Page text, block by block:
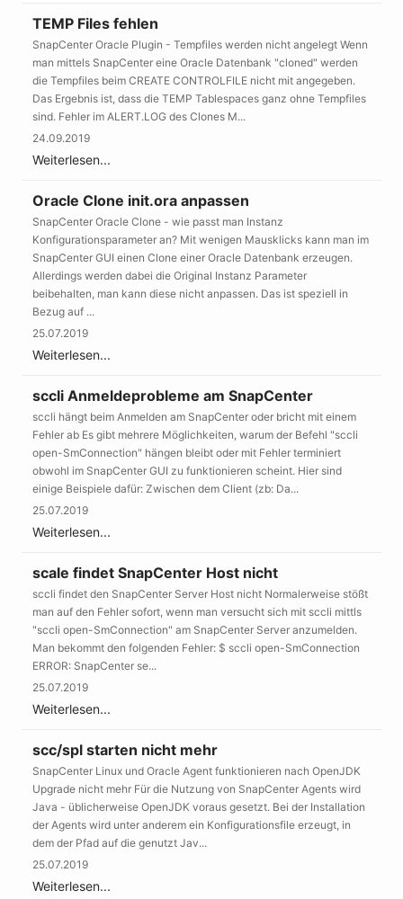
TEMP Files fehlen
SnapCenter Oracle Plugin - Tempfiles werden nicht angelegt Wenn
man mittels SnapCenter eine Oracle Datenbank "cloned" werden
die Tempfiles beim CREATE CONTROLFILE nicht mit angegeben.
Das Ergebnis ist, dass die TEMP Tablespaces ganz ohne Tempfiles
sind. Fehler im ALERT.LOG des Clones M...
24.09.2019
Weiterlesen...
Oracle Clone init.ora anpassen
SnapCenter Oracle Clone - wie passt man Instanz
Konfigurationsparameter an? Mit wenigen Mausklicks kann man im
SnapCenter GUI einen Clone einer Oracle Datenbank erzeugen.
Allerdings werden dabei die Original Instanz Parameter
beibehalten, man kann diese nicht anpassen. Das ist speziell in
Bezug auf ...
25.07.2019
Weiterlesen...
sccli Anmeldeprobleme am SnapCenter
sccli hängt beim Anmelden am SnapCenter oder bricht mit einem
Fehler ab Es gibt mehrere Möglichkeiten, warum der Befehl "sccli
open-SmConnection" hängen bleibt oder mit Fehler terminiert
obwohl im SnapCenter GUI zu funktionieren scheint. Hier sind
einige Beispiele dafür: Zwischen dem Client (zb: Da...
25.07.2019
Weiterlesen...
scale findet SnapCenter Host nicht
sccli findet den SnapCenter Server Host nicht Normalerweise stößt
man auf den Fehler sofort, wenn man versucht sich mit sccli mittls
"sccli open-SmConnection" am SnapCenter Server anzumelden.
Man bekommt den folgenden Fehler: $ sccli open-SmConnection
ERROR: SnapCenter se...
25.07.2019
Weiterlesen...
scc/spl starten nicht mehr
SnapCenter Linux und Oracle Agent funktionieren nach OpenJDK
Upgrade nicht mehr Für die Nutzung von SnapCenter Agents wird
Java - üblicherweise OpenJDK voraus gesetzt. Bei der Installation
der Agents wird unter anderem ein Konfigurationsfile erzeugt, in
dem der Pfad auf die genutzt Jav...
25.07.2019
Weiterlesen...